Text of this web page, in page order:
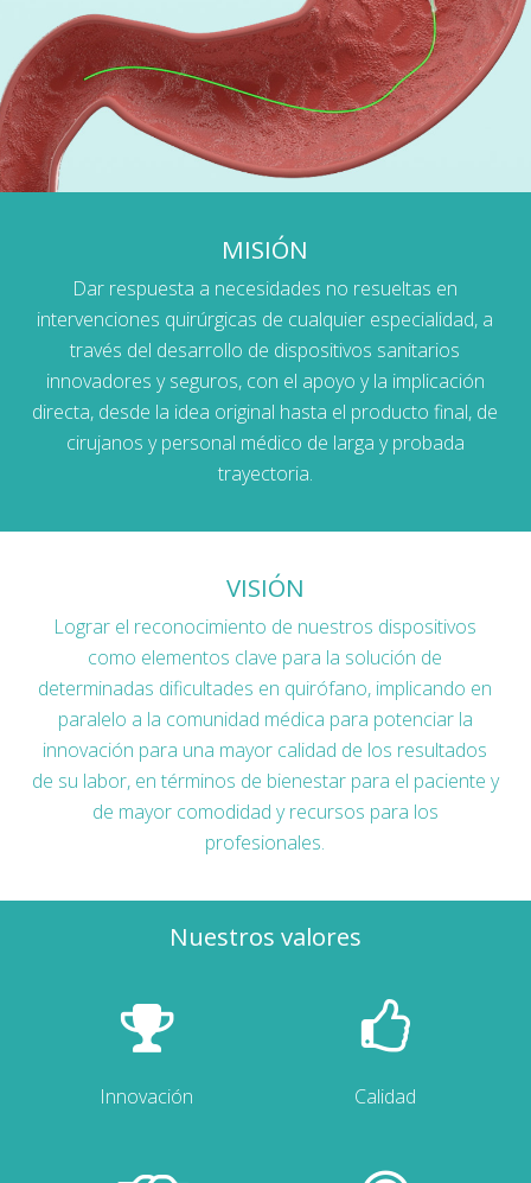
MISIÓN
Dar respuesta a necesidades no resueltas en
intervenciones quirúrgicas de cualquier especialidad, a
través del desarrollo de dispositivos sanitarios
innovadores y seguros, con el apoyo y la implicación
directa, desde la idea original hasta el producto final, de
cirujanos y personal médico de larga y probada
trayectoria.
VISIÓN
Lograr el reconocimiento de nuestros dispositivos
como elementos clave para la solución de
determinadas dificultades en quirófano, implicando en
paralelo a la comunidad médica para potenciar la
innovación para una mayor calidad de los resultados
de su labor, en términos de bienestar para el paciente y
de mayor comodidad y recursos para los
profesionales.
Nuestros valores
Innovación Calidad